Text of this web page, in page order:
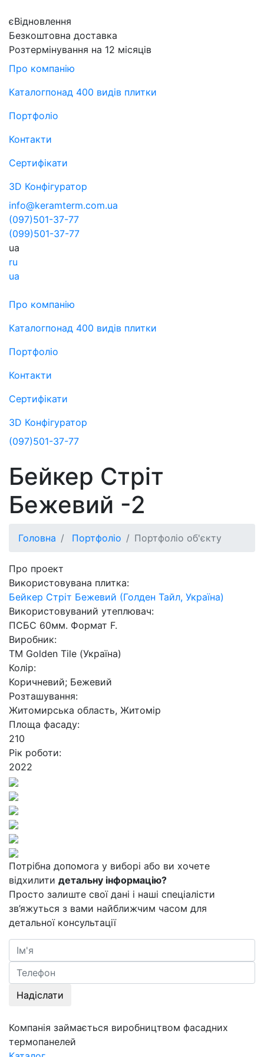
єВідновлення
Безкоштовна доставка
Розтермінування на 12 місяців
Про компанію
Каталогпонад 400 видів плитки
Портфоліо
Контакти
Сертифікати
3D Конфігуратор
info@keramterm.com.ua
(097)501-37-77
(099)501-37-77
ua
ru
ua
Про компанію
Каталогпонад 400 видів плитки
Портфоліо
Контакти
Сертифікати
3D Конфігуратор
(097)501-37-77
Бейкер Стріт
Бежевий -2
Головна Портфоліо Портфоліо об'єкту
Про проект
Використовувана плитка:
Бейкер Стріт Бежевий (Голден Тайл, Україна)
Використовуваний утеплювач:
ПСБС 60мм. Формат F.
Виробник:
ТМ Golden Tile (Україна)
Колір:
Коричневий; Бежевий
Розташування:
Житомирська область, Житомір
Площа фасаду:
210
Рік роботи:
2022
Потрібна допомога у виборі або ви хочете
відхилити детальну інформацію?
Просто залиште свої дані і наші спеціалісти
зв’яжуться з вами найближчим часом для
детальної консультації
Надіслати
Компанія займається виробництвом фасадних
термопанелей